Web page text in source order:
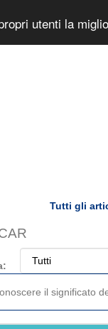
utenti la
Tutti gli
il significato